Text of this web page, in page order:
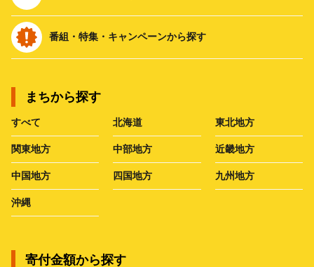
番組・特集・キャンペーンから探す
まちから探す
すべて 北海道 東北地方
関東地方 中部地方 近畿地方
中国地方 四国地方 九州地方
沖縄
寄付金額から探す